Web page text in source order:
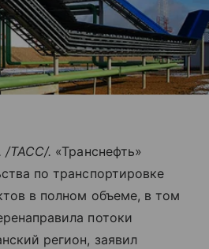
/ТАСС/. «Транснефть»
по транспортировке
в полном объеме, в том
потоки
регион, заявил